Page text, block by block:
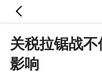
关税拉锯战
影响